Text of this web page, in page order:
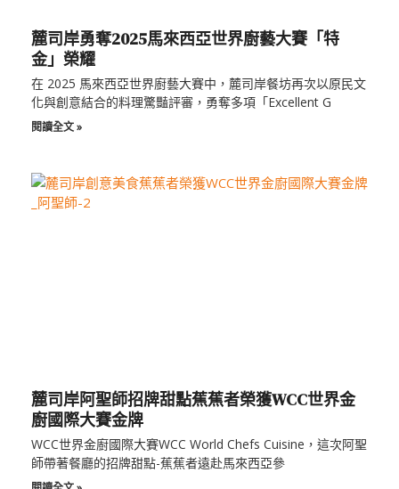
麓司岸勇奪2025馬來西亞世界廚藝大賽「特
金」榮耀
在 2025 馬來西亞世界廚藝大賽中，麓司岸餐坊再次以原民文
化與創意結合的料理驚豔評審，勇奪多項「Excellent G
閱讀全文 »
麓司岸阿聖師招牌甜點蕉蕉者榮獲WCC世界金
廚國際大賽金牌
WCC世界金廚國際大賽WCC World Chefs Cuisine，這次阿聖
師帶著餐廳的招牌甜點-蕉蕉者遠赴馬來西亞參